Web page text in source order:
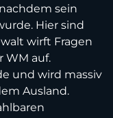
sein
Hier sind
wirft Fragen
WM auf.
und wird massiv
Ausland.